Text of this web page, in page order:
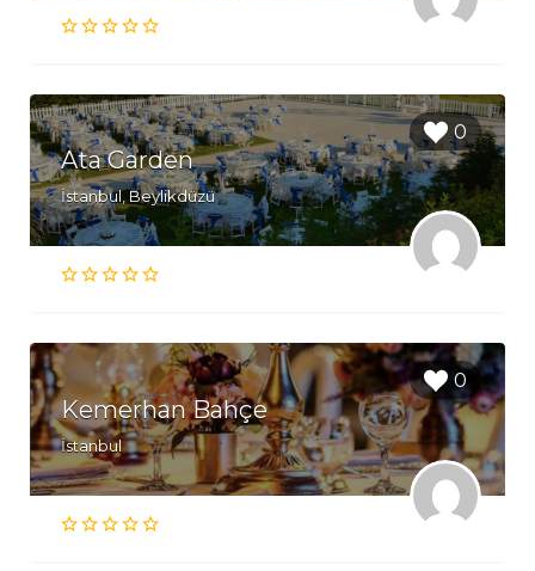
0
Ata Garden
İstanbul, Beylikdüzü
0
Kemerhan Bahçe
İstanbul